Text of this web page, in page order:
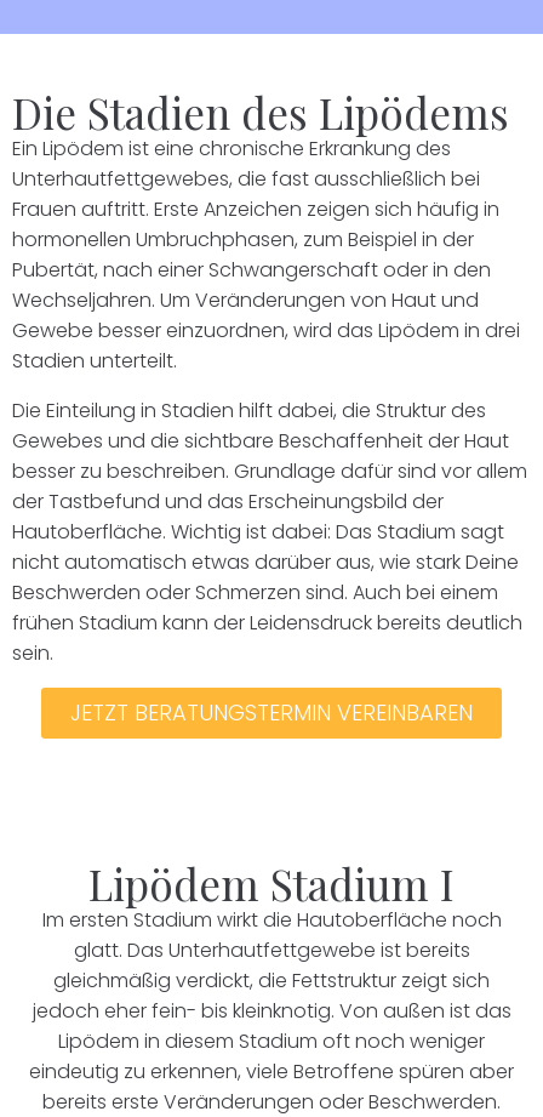
Die Stadien des Lipödems
Ein Lipödem ist eine chronische Erkrankung des
Unterhautfettgewebes, die fast ausschließlich bei
Frauen auftritt. Erste Anzeichen zeigen sich häufig in
hormonellen Umbruchphasen, zum Beispiel in der
Pubertät, nach einer Schwangerschaft oder in den
Wechseljahren. Um Veränderungen von Haut und
Gewebe besser einzuordnen, wird das Lipödem in drei
Stadien unterteilt.
Die Einteilung in Stadien hilft dabei, die Struktur des
Gewebes und die sichtbare Beschaffenheit der Haut
besser zu beschreiben. Grundlage dafür sind vor allem
der Tastbefund und das Erscheinungsbild der
Hautoberfläche. Wichtig ist dabei: Das Stadium sagt
nicht automatisch etwas darüber aus, wie stark Deine
Beschwerden oder Schmerzen sind. Auch bei einem
frühen Stadium kann der Leidensdruck bereits deutlich
sein.
JETZT BERATUNGSTERMIN VEREINBAREN
Lipödem Stadium I
Im ersten Stadium wirkt die Hautoberfläche noch
glatt. Das Unterhautfettgewebe ist bereits
gleichmäßig verdickt, die Fettstruktur zeigt sich
jedoch eher fein- bis kleinknotig. Von außen ist das
Lipödem in diesem Stadium oft noch weniger
eindeutig zu erkennen, viele Betroffene spüren aber
bereits erste Veränderungen oder Beschwerden.